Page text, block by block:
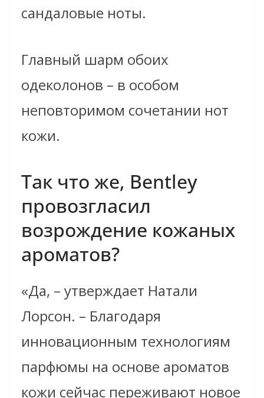
сандаловые ноты.
Главный шарм обоих
одеколонов – в особом
неповторимом сочетании нот
кожи.
Так что же, Bentley
провозгласил
возрождение кожаных
ароматов?
«Да, – утверждает Натали
Лорсон. – Благодаря
инновационным технологиям
парфюмы на основе ароматов
кожи сейчас переживают новое